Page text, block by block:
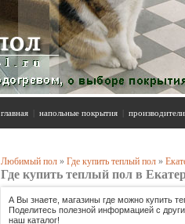
главная напольные покрытия
Любимый пол » Где купить теплый пол »
Где купить теплый пол в
А Вы знаете, магазины где можно купить
Поделитесь полезной информацией с
наш каталог!